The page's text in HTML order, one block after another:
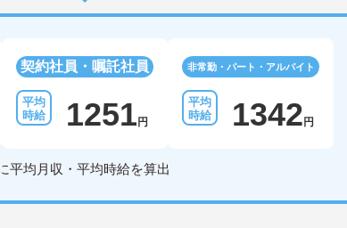
契約社員・嘱託社員
1251 円
非常勤・パート・アルバイト
1342 円
平均月収・平均時給を算出